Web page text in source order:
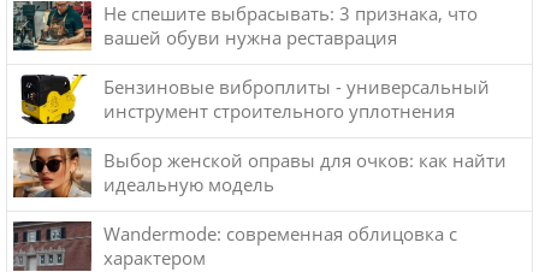
Не спешите выбрасывать: 3 признака, что
вашей обуви нужна реставрация
Бензиновые виброплиты - универсальный
инструмент строительного уплотнения
Выбор женской оправы для очков: как найти
идеальную модель
Wandermode: современная облицовка с
характером